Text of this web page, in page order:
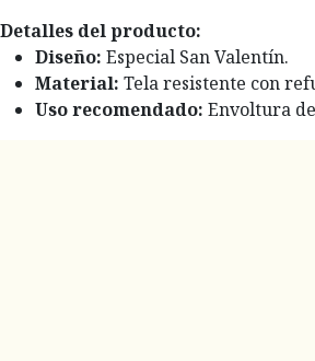
Detalles del producto:
Diseño: Especial San Valentín.
Material: Tela resistente con
Uso recomendado: Envoltura